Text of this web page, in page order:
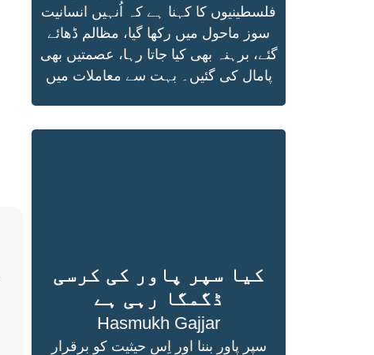
فلسطینیوں کا کہنا ہے کہ اُنہیں انسانیت
سوز ماحول میں رکھا گیا، مظالم ڈھائے
گئے، برہنہ بھی کیا جاتا رہا، عصمتیں بھی
پامال کی گئیں۔ بہت سے معاملات میں
کیا سپر پاور کی کرسی
ڈگمگا رہی ہے
Hasmukh Gajjar
سپر پاور بننا اور اِس حیثیت کو برقرار